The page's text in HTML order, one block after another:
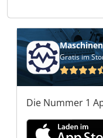
GmbH Löttner
Maschinenbau
GmbH Löttner
Maschinenbau
GmbH Löttner
Maschinenbau
Gratis im
Die Nummer 1